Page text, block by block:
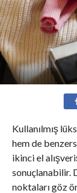
Kullanılmış
hem de
ikinci el
sonuçlanabilir.
noktaları göz